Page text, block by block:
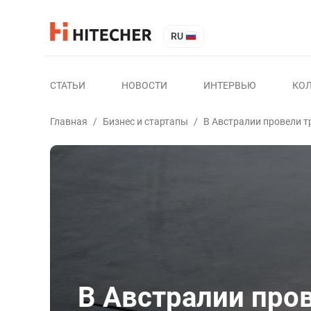
RU
СТАТЬИ НОВОСТИ ИНТЕРВЬЮ
Главная / Бизнес и стартапы / В Австралии провели
В Австралии